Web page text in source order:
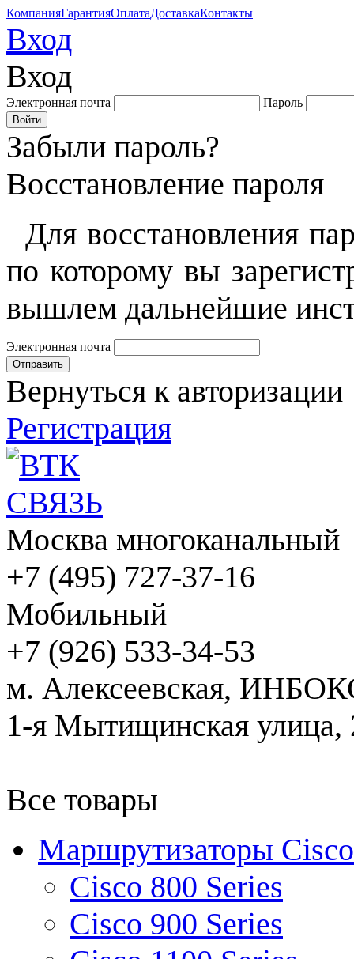
КомпанияГарантияОплатаДоставкаКонтакты
Вход
Вход
Электронная почта Пароль
Забыли пароль?
Восстановление пароля
Для восстановления
по которому вы
вышлем дальнейшие
Электронная почта
Вернуться к авторизации
Регистрация
Москва многоканальный
+7 (495) 727-37-16
Мобильный
+7 (926) 533-34-53
м. Алексеевская,
1-я Мытищинская улица,
Все товары
Маршрутизаторы Cisco
Cisco 800 Series
Cisco 900 Series